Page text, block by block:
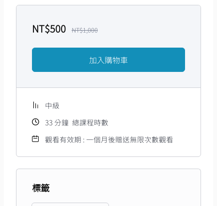
NT$500 NT$1,000
加入購物車
中級
33 分鐘 總課程時數
觀看有效期 : 一個月後贈送無限次數觀看
標籤